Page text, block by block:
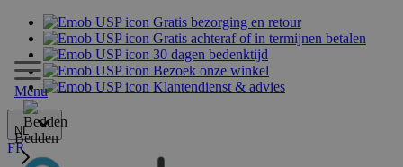
Gratis bezorging en retour
Gratis achteraf of in termijnen betalen
30 dagen bedenktijd
Bezoek onze winkel
Klantendienst & advies
NL
FR
Menu
Bedden